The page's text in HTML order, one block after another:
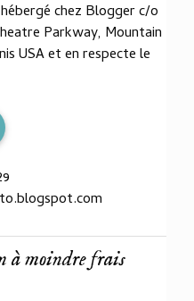
chez Blogger c/o
Parkway, Mountain
USA et en respecte le
à moindre frais